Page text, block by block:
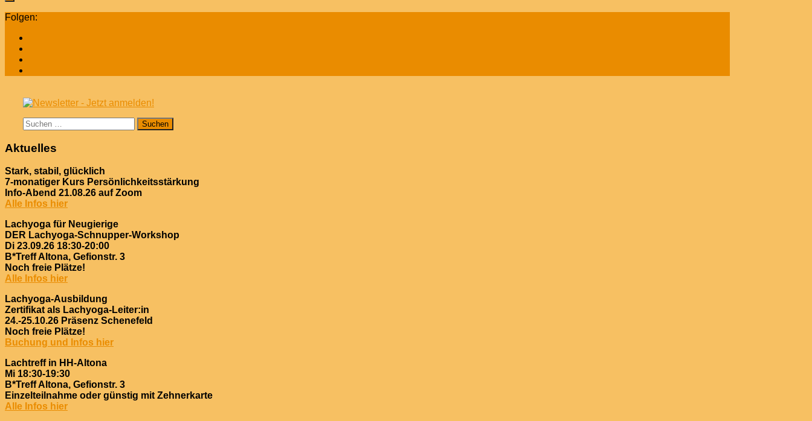
Folgen:
Suchen
nach:
Aktuelles
Stark, stabil, glücklich
7-monatiger Kurs Persönlichkeitsstärkung
Info-Abend 21.08.26 auf Zoom
Alle Infos hier
Lachyoga für Neugierige
DER Lachyoga-Schnupper-Workshop
Di 23.09.26 18:30-20:00
B*Treff Altona, Gefionstr. 3
Noch freie Plätze!
Alle Infos hier
Lachyoga-Ausbildung
Zertifikat als Lachyoga-Leiter:in
24.-25.10.26 Präsenz Schenefeld
Noch freie Plätze!
Buchung und Infos hier
Lachtreff in HH-Altona
Mi 18:30-19:30
B*Treff Altona, Gefionstr. 3
Einzelteilnahme oder günstig mit Zehnerkarte
Alle Infos hier